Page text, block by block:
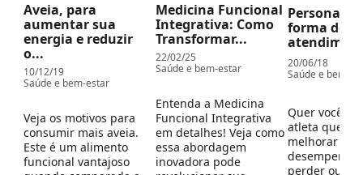
Aveia, para
aumentar sua
energia e reduzir
o...
10/12/19
Saúde e bem-estar
Veja os motivos para
consumir mais aveia.
Este é um alimento
funcional vantajoso
Medicina Funcional
Integrativa: Como
Transformar...
22/02/25
Saúde e bem-estar
Entenda a Medicina
Funcional Integrativa
em detalhes! Veja como
essa abordagem
inovadora pode
Personal
forma de
20/06/18
Saúde e bem-
Quer você
atleta
melhorar seu
perder ou